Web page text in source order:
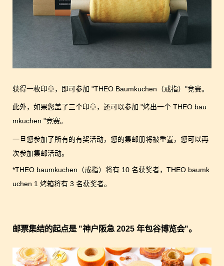
获得一枚印章，即可参加 "THEO Baumkuchen（戒指）"竞赛。
此外，如果您盖了三个印章，还可以参加 "烤出一个 THEO bau
mkuchen "竞赛。
一旦您参加了所有的有奖活动，您的集邮册将被重置，您可以再
次参加集邮活动。
*THEO baumkuchen（戒指）将有 10 名获奖者，THEO baumk
uchen 1 烤箱将有 3 名获奖者。
邮票集结的起点是 "神户阪急 2025 年包谷博览会"。